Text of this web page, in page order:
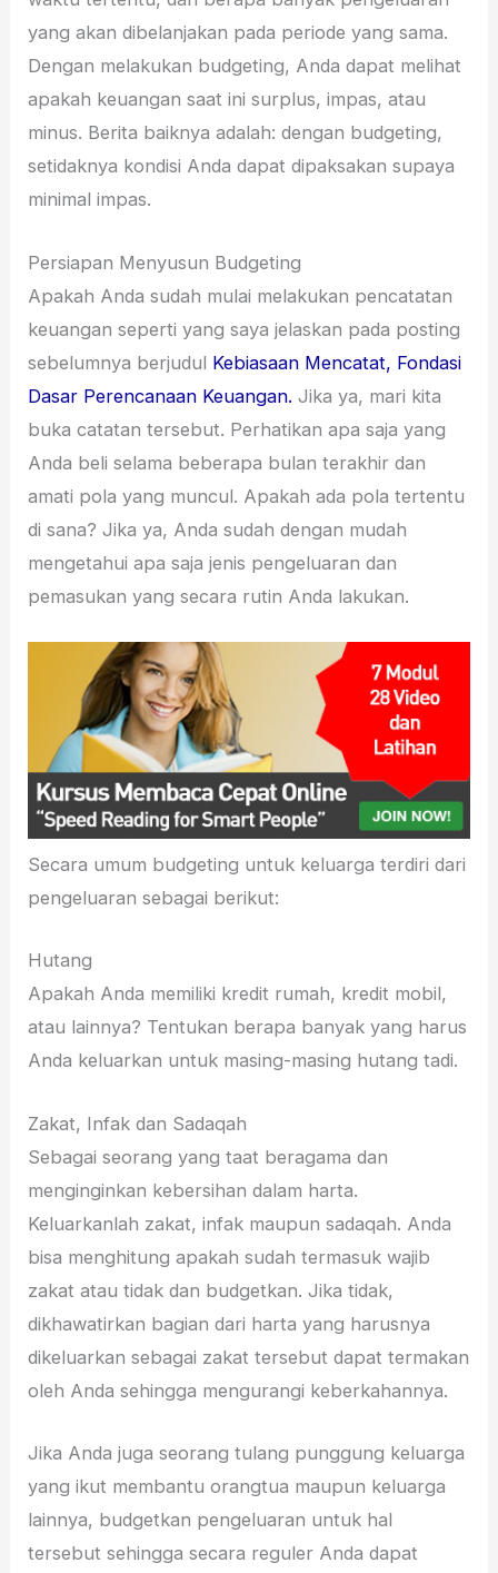
yang akan dibelanjakan pada periode yang sama.
Dengan melakukan budgeting, Anda dapat melihat
apakah keuangan saat ini surplus, impas, atau
minus. Berita baiknya adalah: dengan budgeting,
setidaknya kondisi Anda dapat dipaksakan supaya
minimal impas.
Persiapan Menyusun Budgeting
Apakah Anda sudah mulai melakukan pencatatan
keuangan seperti yang saya jelaskan pada posting
sebelumnya berjudul Kebiasaan Mencatat, Fondasi
Dasar Perencanaan Keuangan. Jika ya, mari kita
buka catatan tersebut. Perhatikan apa saja yang
Anda beli selama beberapa bulan terakhir dan
amati pola yang muncul. Apakah ada pola tertentu
di sana? Jika ya, Anda sudah dengan mudah
mengetahui apa saja jenis pengeluaran dan
pemasukan yang secara rutin Anda lakukan.
Secara umum budgeting untuk keluarga terdiri dari
pengeluaran sebagai berikut:
Hutang
Apakah Anda memiliki kredit rumah, kredit mobil,
atau lainnya? Tentukan berapa banyak yang harus
Anda keluarkan untuk masing-masing hutang tadi.
Zakat, Infak dan Sadaqah
Sebagai seorang yang taat beragama dan
menginginkan kebersihan dalam harta.
Keluarkanlah zakat, infak maupun sadaqah. Anda
bisa menghitung apakah sudah termasuk wajib
zakat atau tidak dan budgetkan. Jika tidak,
dikhawatirkan bagian dari harta yang harusnya
dikeluarkan sebagai zakat tersebut dapat termakan
oleh Anda sehingga mengurangi keberkahannya.
Jika Anda juga seorang tulang punggung keluarga
yang ikut membantu orangtua maupun keluarga
lainnya, budgetkan pengeluaran untuk hal
tersebut sehingga secara reguler Anda dapat